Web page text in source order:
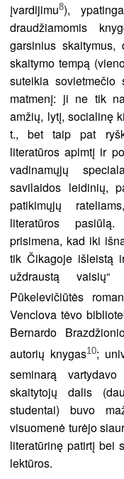
įvardijimu8),
draudžiamomis
garsinius
skaitymo tempą
suteikia sovietmečio
matmenį: ji ne tik
amžių, lytį, socialinę
t., bet taip pat
literatūros apimtį ir
vadinamųjų
savilaidos leidinių,
patikimųjų
literatūros
prisimena, kad iki
tik Čikagoje išleistą
uždraustą
Pūkelevičiūtės
Venclova tėvo
Bernardo
autorių knygas10;
seminarą vartydavo
skaitytojų dalis
studentai) buvo
visuomenė turėjo
literatūrinę patirtį bei
lektūros.